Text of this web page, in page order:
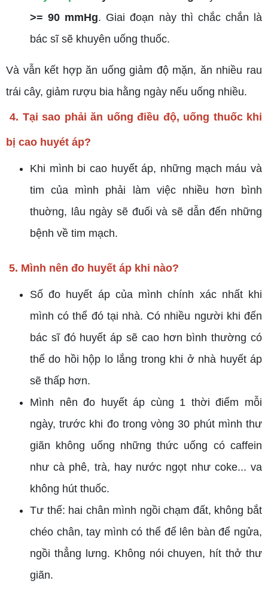
>= 90 mmHg. Giai đoạn này thì chắc chắn là
bác sĩ sẽ khuyên uống thuốc.
Và vẫn kết hợp ăn uống giảm độ mặn, ăn nhiều rau
trái cây, giảm rượu bia hằng ngày nếu uống nhiều.
4. Tại sao phải ăn uống điều độ, uống thuốc khi
bị cao huyét áp?
Khi mình bi cao huyết áp, những mạch máu và
tim của mình phải làm việc nhiều hơn bình
thuờng, lâu ngày sẽ đuối và sẽ dẫn đến những
bệnh về tim mạch.
5. Mình nên đo huyết áp khi nào?
Số đo huyết áp của mình chính xác nhất khi
mình có thể đó tại nhà. Có nhiều người khi đến
bác sĩ đó huyết áp sẽ cao hơn bình thường có
thể do hồi hộp lo lắng trong khi ở nhà huyết áp
sẽ thấp hơn.
Mình nên đo huyết áp cùng 1 thời điểm mỗi
ngày, trước khi đo trong vòng 30 phút mình thư
giãn không uống những thức uống có caffein
như cà phê, trà, hay nước ngọt như coke... va
không hút thuốc.
Tư thế: hai chân mình ngồi chạm đất, không bắt
chéo chân, tay mình có thể để lên bàn để ngửa,
ngồi thẳng lưng. Không nói chuyen, hít thở thư
giãn.